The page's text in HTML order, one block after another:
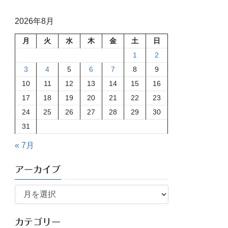
2026年8月
月 火 水 木 金 土
日
1
2
3
4 5 6 7 8
9
10
11 12 13 14 15
16
17
18 19 20 21 22
23
24
25 26 27 28 29
30
31
« 7月
アーカイブ
ア
イ
カテゴリー